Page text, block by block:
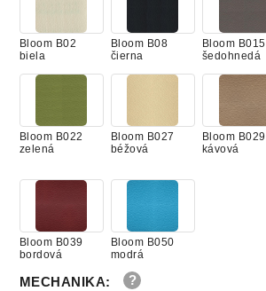
Bloom B02
biela
Bloom B08
čierna
Bloom B015
šedohnedá
Bloom B022
zelená
Bloom B027
béžová
Bloom B029
kávová
Bloom B039
bordová
Bloom B050
modrá
MECHANIKA: